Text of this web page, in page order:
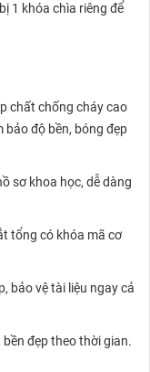
1 khóa chìa riêng để
chất chống cháy cao
bảo độ bền, bóng đẹp
sơ khoa học, dễ dàng
tổng có khóa mã cơ
bảo vệ tài liệu ngay cả
đẹp theo thời gian.